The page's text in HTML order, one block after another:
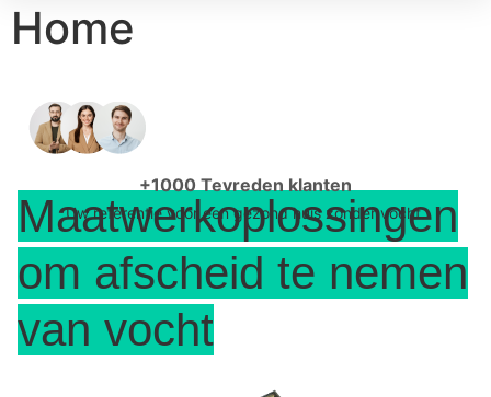
Home
+1000 Tevreden klanten
Uw referentie voor een gezond huis zonder vocht.
Maatwerkoplossingen
om afscheid te nemen
van vocht